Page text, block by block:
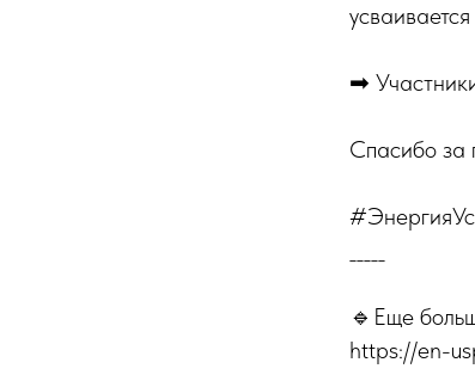
усваивается
➡
Спасибо за
🔹Еще
https://en-